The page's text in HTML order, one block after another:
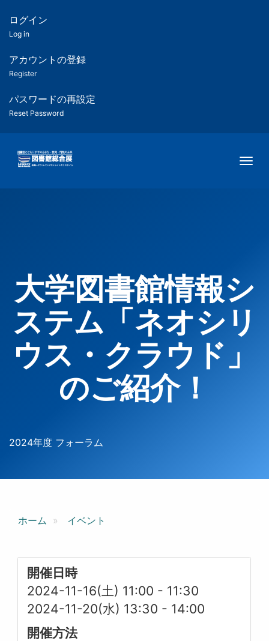
ツ
匿
名
ユ
ー
ー
用
メ
ー
ログイン
Log in
アカウントの登録
Register
パスワードの再設定
Reset Password
大学図書館情報シ
ステム「ネオシリ
ウス・クラウド」
のご紹介！
2024年度 フォーラム
ホーム イベント
開催日時
2024-11-16(土) 11:00 - 11:30
2024-11-20(水) 13:30 - 14:00
開催方法